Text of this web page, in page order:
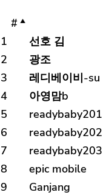
#
1
선호 김
2
광조
3
레디베이비-su
4
아영맘b
5
readybaby201
6
readybaby202
7
readybaby203
8
epic mobile
9
Ganjang